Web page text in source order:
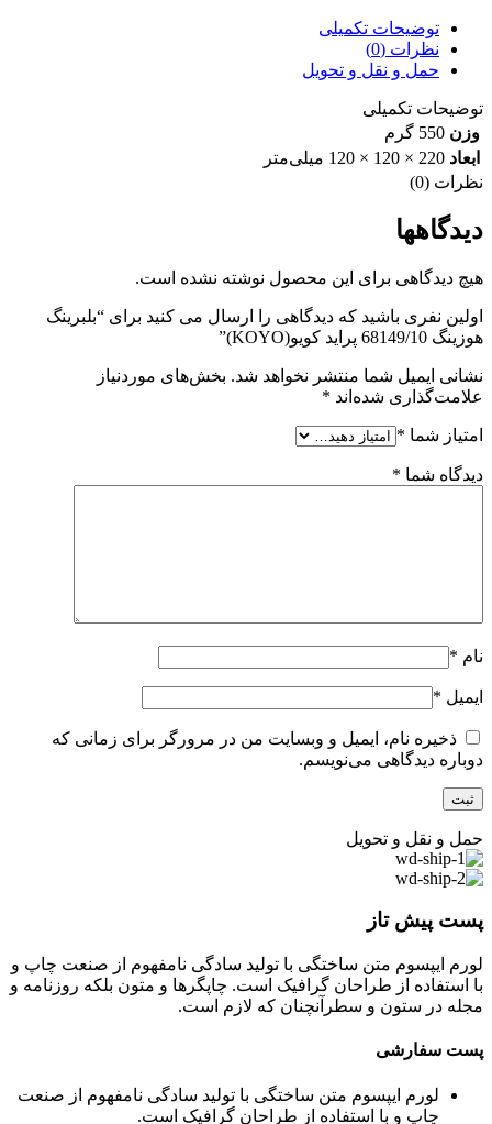
توضیحات تکمیلی
نظرات (0)
حمل و نقل و تحویل
توضیحات تکمیلی
وزن 550 گرم
ابعاد 220 × 120 × 120 میلی‌متر
نظرات (0)
دیدگاهها
هیچ دیدگاهی برای این محصول نوشته نشده است.
اولین نفری باشید که دیدگاهی را ارسال می کنید برای “بلبرینگ
هوزینگ 68149/10 پراید کویو(KOYO)”
نشانی ایمیل شما منتشر نخواهد شد. بخش‌های موردنیاز
علامت‌گذاری شده‌اند *
امتیاز شما *
دیدگاه شما *
نام *
ایمیل *
ذخیره نام، ایمیل و وبسایت من در مرورگر برای زمانی که
دوباره دیدگاهی می‌نویسم.
حمل و نقل و تحویل
پست پیش تاز
لورم ایپسوم متن ساختگی با تولید سادگی نامفهوم از صنعت چاپ و
با استفاده از طراحان گرافیک است. چاپگرها و متون بلکه روزنامه و
مجله در ستون و سطرآنچنان که لازم است.
پست سفارشی
لورم ایپسوم متن ساختگی با تولید سادگی نامفهوم از صنعت
چاپ و با استفاده از طراحان گرافیک است.